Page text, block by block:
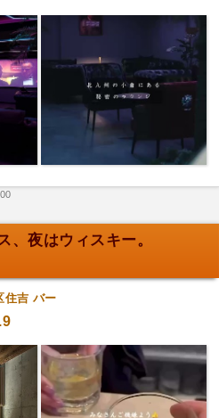
、夜はウィスキー。
住吉 バー